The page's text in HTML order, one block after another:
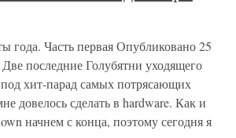
года. Часть первая Опубликовано 25
Две последние Голубятни уходящего
хит-парад самых потрясающих
довелось сделать в hardware. Как и
начнем с конца, поэтому сегодня я